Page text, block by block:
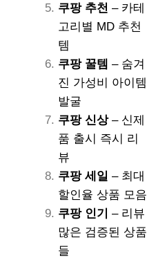
쿠팡 추천 – 카테
고리별 MD 추천
템
쿠팡 꿀템 – 숨겨
진 가성비 아이템
발굴
쿠팡 신상– 신제
품 출시 즉시 리
뷰
쿠팡 세일 – 최대
할인율 상품 모음
쿠팡 인기
– 리뷰
많은 검증된 상품
들